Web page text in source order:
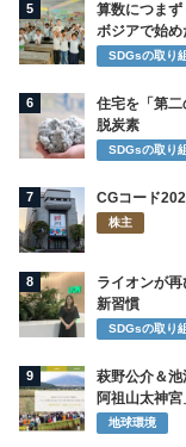
5
算数につま
ボジアで始
SDGsの取り
6
住宅を「第二
脱炭素
SDGsの取り
7 CGコード
株主
8
ライオンが
新習慣
SDGsの取り
9
萩野公介＆
阿祖山太神
地球環境